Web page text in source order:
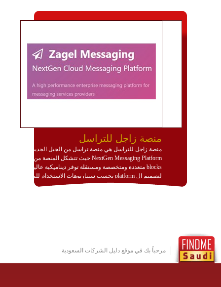
منصة زاجل للتراسل
منصة زاجل للتراسل هي منصة تراسل من الجيل الجديد
NextGen Messaging Platform حيث تتشكل المنصة من
blocks متعددة ومتخصصة ومستقلة توفر ديناميكية عالية
لتصميم ال platform بحسب سيناريوهات الاستخدام للمنصة
وتتوافق مع النشر والاستثمار ضمن بيئة استضافة dedicated
http://www.plutosms.com/zagel
مرحباً بك في موقع دليل الشركات السعودية